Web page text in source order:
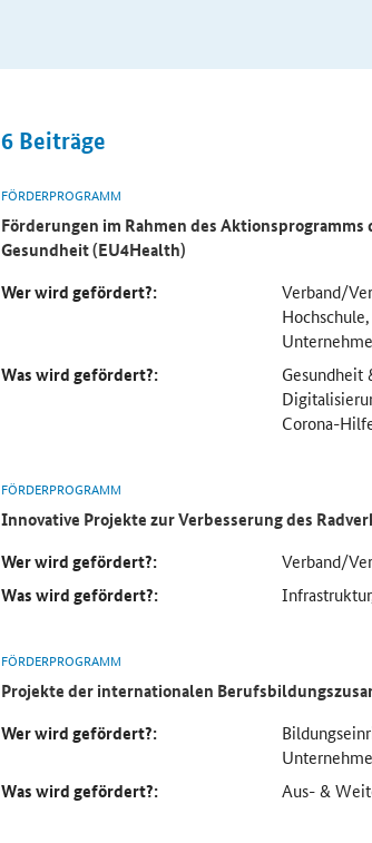
6 Beiträge
FÖRDERPROGRAMM
Förderungen im Rahmen des
Gesundheit (EU4Health)
Wer wird gefördert?:
Verband/
Was wird gefördert?:
Gesundheit
Corona-
FÖRDERPROGRAMM
Innovative Projekte zur Verbesserung des
Wer wird gefördert?:
Verband/
Was wird gefördert?:
FÖRDERPROGRAMM
Projekte der internationalen
Wer wird gefördert?:
Was wird gefördert?: Aus- &